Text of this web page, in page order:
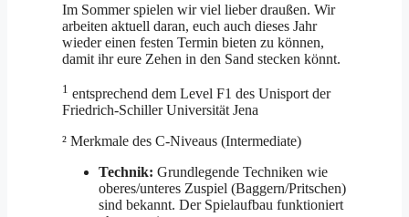
Im Sommer spielen wir viel lieber draußen. Wir
arbeiten aktuell daran, euch auch dieses Jahr
wieder einen festen Termin bieten zu können,
damit ihr eure Zehen in den Sand stecken könnt.
1 entsprechend dem Level F1 des Unisport der
Friedrich-Schiller Universität Jena
² Merkmale des C-Niveaus (Intermediate)
Technik: Grundlegende Techniken wie
oberes/unteres Zuspiel (Baggern/Pritschen)
sind bekannt. Der Spielaufbau funktioniert